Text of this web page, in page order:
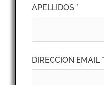
APELLIDOS *
DIRECCION EMAIL *